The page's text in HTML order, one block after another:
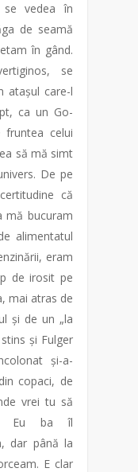
vedea în
de seamă
în gând.
se
atașul care-l
ca un Go-
celui
să mă simt
De pe
că
mă bucuram
alimentatul
eram
de irosit pe
mai atras de
și de un „la
și Fulger
și-a-
copaci, de
vrei tu să
Eu ba îl
dar până la
E clar